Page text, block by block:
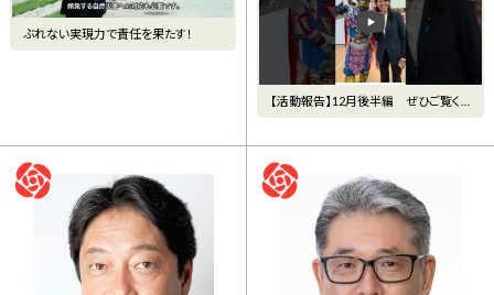
ぶれない実現力で責任を果たす！
【活動報告】12月後半編 ぜひご覧く
ださいね🎍 #もりした